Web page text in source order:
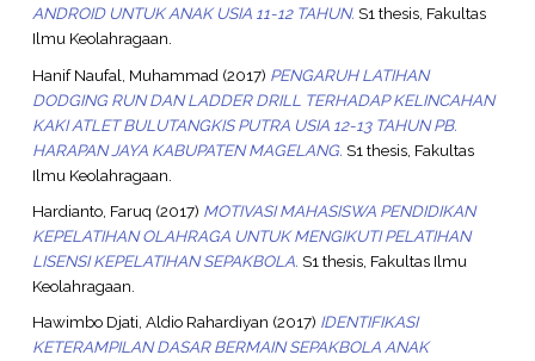
ANDROID UNTUK ANAK USIA 11-12 TAHUN. S1 thesis, Fakultas
Ilmu Keolahragaan.
Hanif Naufal, Muhammad (2017) PENGARUH LATIHAN
DODGING RUN DAN LADDER DRILL TERHADAP KELINCAHAN
KAKI ATLET BULUTANGKIS PUTRA USIA 12-13 TAHUN PB.
HARAPAN JAYA KABUPATEN MAGELANG. S1 thesis, Fakultas
Ilmu Keolahragaan.
Hardianto, Faruq (2017) MOTIVASI MAHASISWA PENDIDIKAN
KEPELATIHAN OLAHRAGA UNTUK MENGIKUTI PELATIHAN
LISENSI KEPELATIHAN SEPAKBOLA. S1 thesis, Fakultas Ilmu
Keolahragaan.
Hawimbo Djati, Aldio Rahardiyan (2017) IDENTIFIKASI
KETERAMPILAN DASAR BERMAIN SEPAKBOLA ANAK